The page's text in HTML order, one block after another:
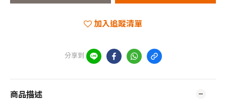
加入追蹤清單
分享到
商品描述